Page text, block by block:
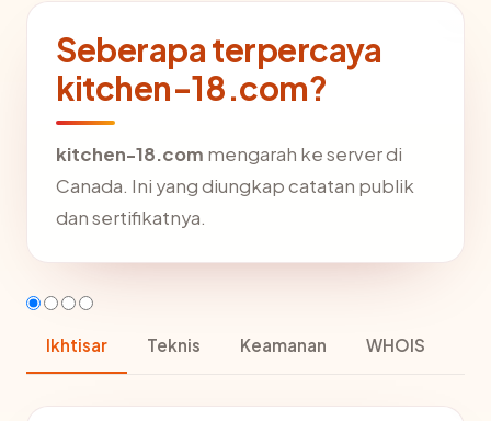
Seberapa terpercaya
kitchen-18.com?
kitchen-18.com mengarah ke server di
Canada. Ini yang diungkap catatan publik
dan sertifikatnya.
Ikhtisar Teknis Keamanan WHOIS